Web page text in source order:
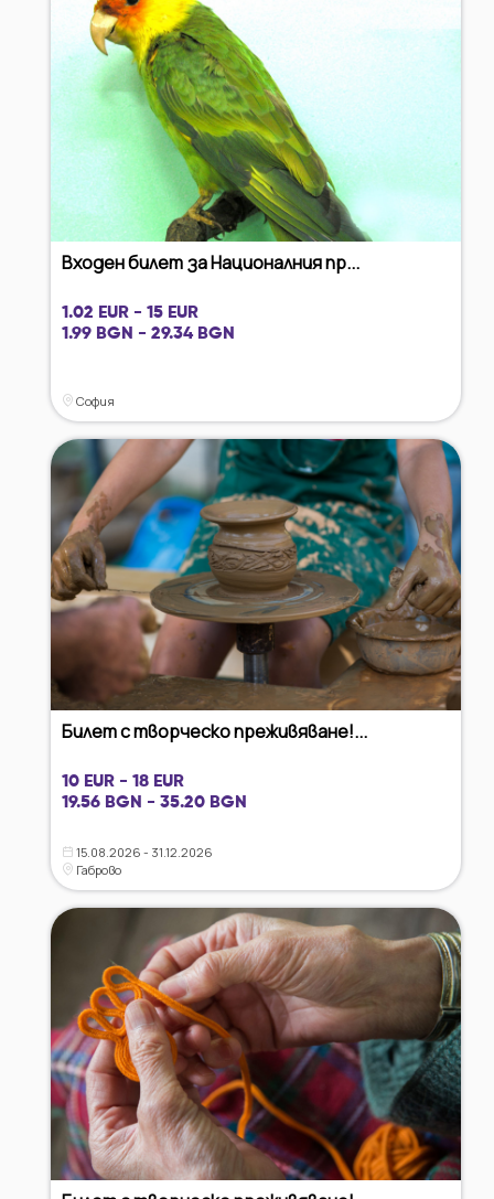
Входен билет за Националния пр...
1.02 EUR - 15 EUR
1.99 BGN - 29.34 BGN
София
Билет с творческо преживяване!...
10 EUR - 18 EUR
19.56 BGN - 35.20 BGN
15.08.2026 - 31.12.2026
Габрово